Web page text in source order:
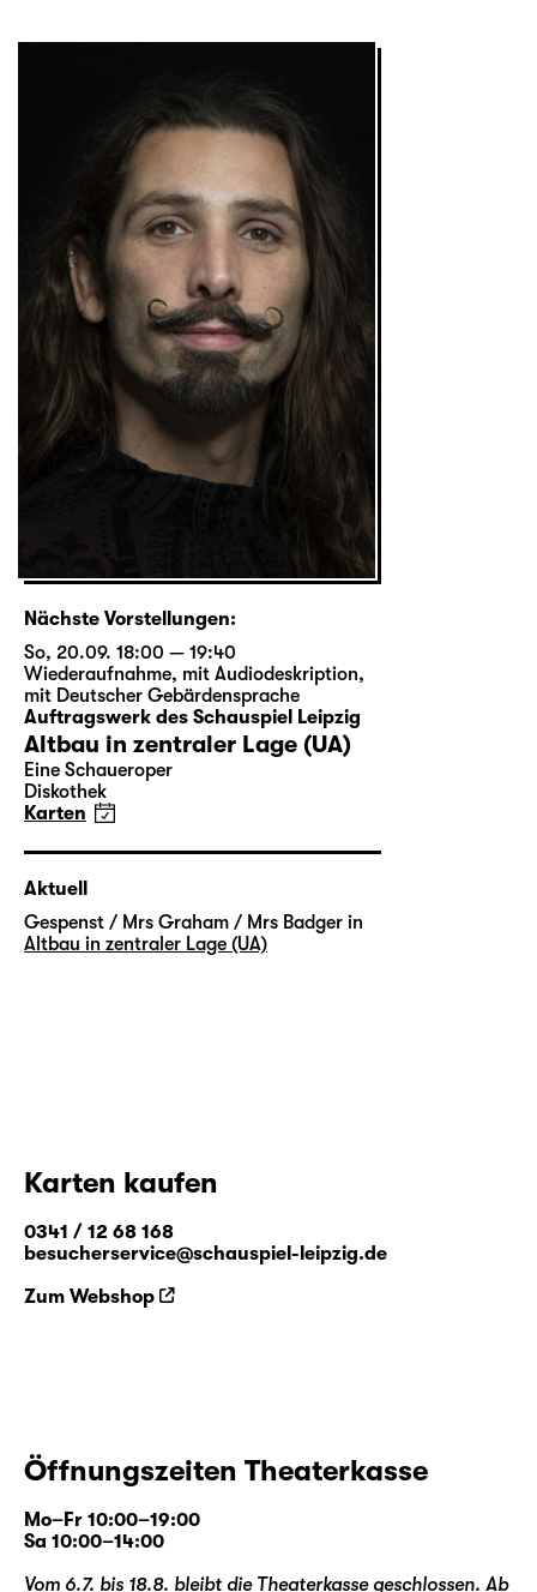
Nächste Vorstellungen:
So, 20.09. 18:00 — 19:40
Wiederaufnahme, mit Audiodeskription,
mit Deutscher Gebärdensprache
Auftragswerk des Schauspiel Leipzig
Altbau in zentraler Lage (UA)
Eine Schaueroper
Diskothek
Karten
Aktuell
Gespenst / Mrs Graham / Mrs Badger in
Altbau in zentraler Lage (UA)
Karten kaufen
0341 / 12 68 168
besucherservice@schauspiel-leipzig.de
Zum Webshop
Öffnungszeiten Theaterkasse
Mo–Fr 10:00–19:00
Sa 10:00–14:00
Vom 6.7. bis 18.8. bleibt die Theaterkasse geschlossen. Ab